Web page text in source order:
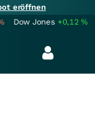
eröffnen
Dow Jones +0,12%